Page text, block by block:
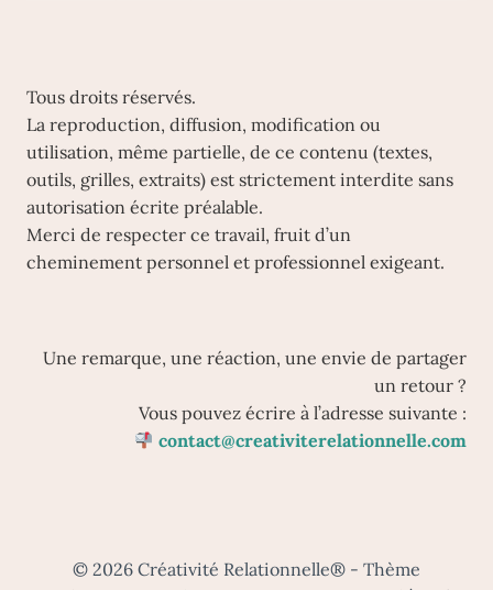
Tous droits réservés.
La reproduction, diffusion, modification ou
utilisation, même partielle, de ce contenu (textes,
outils, grilles, extraits) est strictement interdite sans
autorisation écrite préalable.
Merci de respecter ce travail, fruit d’un
cheminement personnel et professionnel exigeant.
Une remarque, une réaction, une envie de partager
un retour ?
Vous pouvez écrire à l’adresse suivante :
contact@creativiterelationnelle.com
© 2026 Créativité Relationnelle® - Thème